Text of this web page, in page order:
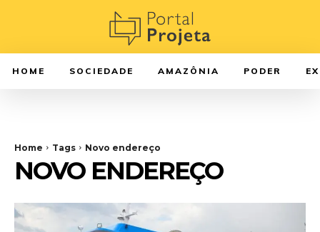
HOME SOCIEDADE AMAZÔNIA PODER
Home Tags Novo endereço
NOVO ENDEREÇO